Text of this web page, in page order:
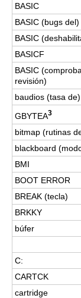
BASIC
BASIC (bugs del)
BASIC
BASICF
BASIC
revisión)
baudios (tasa de)
GBYTEA3
bitmap (rutinas
blackboard
BMI
BOOT ERROR
BREAK (tecla)
BRKKY
búfer
C:
CARTCK
cartridge